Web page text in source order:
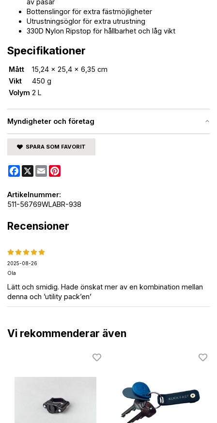
Myndigheter och företag
av påsar
Bottenslingor för extra fästmöjligheter
Utrustningsöglor för extra utrustning
330D Nylon Ripstop för hållbarhet och låg vikt
Specifikationer
Mått
15,24 x 25,4 x 6,35 cm
Vikt
450 g
Volym 2 L
SPARA SOM FAVORIT
Facebook
X Email
Artikelnummer:
511-56769WLABR-938
Recensioner
2025-08-26
Ola
Lätt och smidig. Hade önskat mer av en kombination mellan
denna och ’utility pack’en’
Vi rekommenderar även